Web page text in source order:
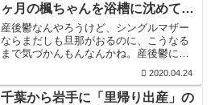
ヶ月の楓ちゃんを浴槽に沈めて殺
害
産後鬱なんやろうけど、シングルマザー
ならまだしも旦那がおるのに、こうなる
まで気づかんもんなんかね。産後鬱に加
道もあるから、産後鬱が影響して夫婦仲
も悪かったんかもしれんけど。
2020.04.24
千葉から岩手に「里帰り出産」の